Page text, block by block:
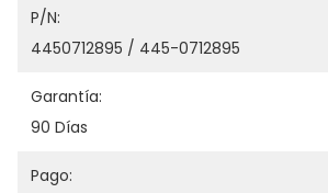
P/N:
4450712895 / 445-0712895
Garantía:
90 Días
Pago: